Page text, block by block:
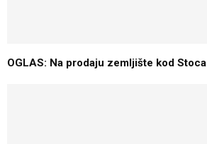
OGLAS: Na prodaju zemljište kod Stoca